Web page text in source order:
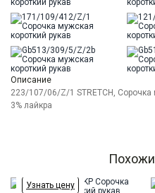
Описание
223/107/06/Z/1 STRETCH, Сорочка
3% лайкра
Узнать цену